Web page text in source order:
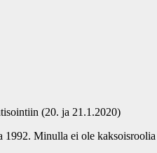
(20. ja 21.1.2020)
Minulla ei ole